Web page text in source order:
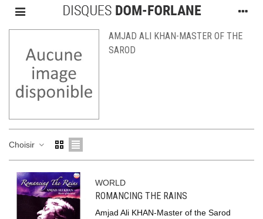
AMJAD ALI KHAN-MASTER OF THE
SAROD
Choisir
WORLD
ROMANCING THE RAINS
Amjad Ali KHAN-Master of the Sarod